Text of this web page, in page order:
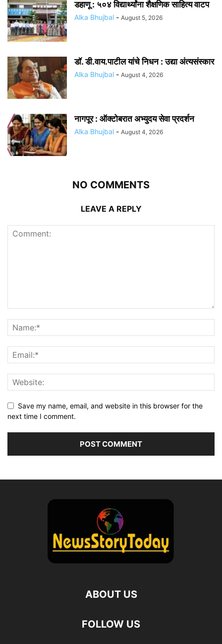
डहाणू : ५०४ विद्यार्थ्यांना शैक्षणिक साहित्य वाटप
Alka Bhujbal - August 5, 2026
डॉ. डी.वाय.पाटील यांचे निधन : उद्या अंत्यसंस्कार
Alka Bhujbal - August 4, 2026
नागपूर : ऑक्टोबरात अभ्युदय सेवा प्रदर्शन
Alka Bhujbal - August 4, 2026
NO COMMENTS
LEAVE A REPLY
Save my name, email, and website in this browser for the
next time I comment.
ABOUT US
FOLLOW US